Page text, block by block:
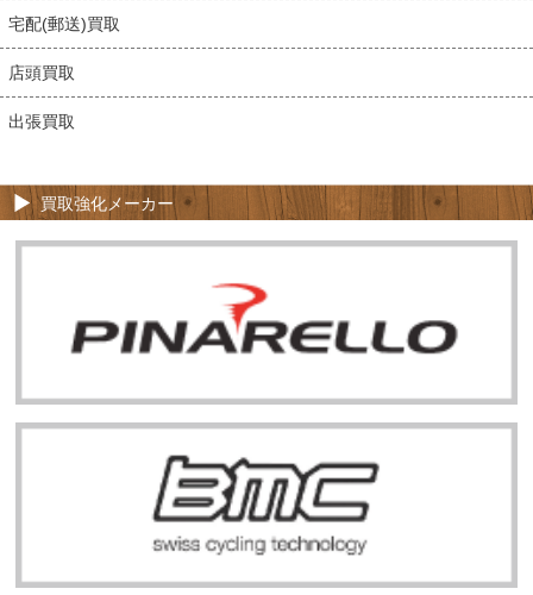
宅配(郵送)買取
店頭買取
出張買取
買取強化メーカー